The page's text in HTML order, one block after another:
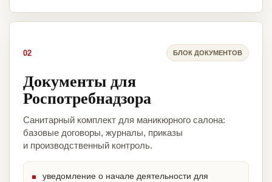
02 БЛОК ДОКУМЕНТОВ
Документы для
Роспотребнадзора
Санитарный комплект для маникюрного салона:
базовые договоры, журналы, приказы
и производственный контроль.
уведомление о начале деятельности для